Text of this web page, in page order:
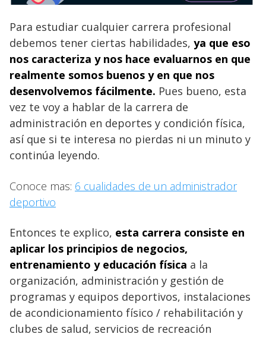
Para estudiar cualquier carrera profesional
debemos tener ciertas habilidades, ya que eso
nos caracteriza y nos hace evaluarnos en que
realmente somos buenos y en que nos
desenvolvemos fácilmente. Pues bueno, esta
vez te voy a hablar de la carrera de
administración en deportes y condición física,
así que si te interesa no pierdas ni un minuto y
continúa leyendo.
Conoce mas: 6 cualidades de un administrador
deportivo
Entonces te explico, esta carrera consiste en
aplicar los principios de negocios,
entrenamiento y educación física a la
organización, administración y gestión de
programas y equipos deportivos, instalaciones
de acondicionamiento físico / rehabilitación y
clubes de salud, servicios de recreación